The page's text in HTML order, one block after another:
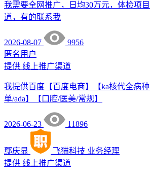
我需要全网推广，日均30万元，体检项
道，有的联系我
2026-08-07
9956
匿名用户
提供 线上推广渠道
我提供百度【百度电商】【ka核代全病
单/ada】【口腔/医美/常规】
2026-06-23 11896
鄢庆显 飞猫科技 业务经理
提供 线上推广渠道